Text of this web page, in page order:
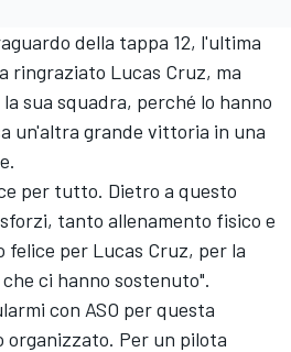
della tappa 12, l'ultima
ringraziato Lucas Cruz, ma
sua squadra, perché lo hanno
un'altra grande vittoria in una
per tutto. Dietro a questo
tanto allenamento fisico e
felice per Lucas Cruz, per la
ci hanno sostenuto".
con ASO per questa
organizzato. Per un pilota